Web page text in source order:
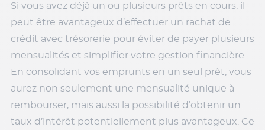
Si vous avez déjà un ou plusieurs prêts en cours, il
peut être avantageux d’effectuer un rachat de
crédit avec trésorerie pour éviter de payer plusieurs
mensualités et simplifier votre gestion financière.
En consolidant vos emprunts en un seul prêt, vous
aurez non seulement une mensualité unique à
rembourser, mais aussi la possibilité d’obtenir un
taux d’intérêt potentiellement plus avantageux. Ce